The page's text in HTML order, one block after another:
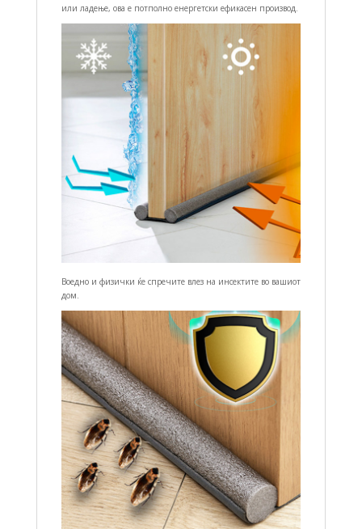
или ладење, ова е потполно енергетски ефикасен производ.
Воедно и физички ќе спречите влез на инсектите во вашиот
дом.